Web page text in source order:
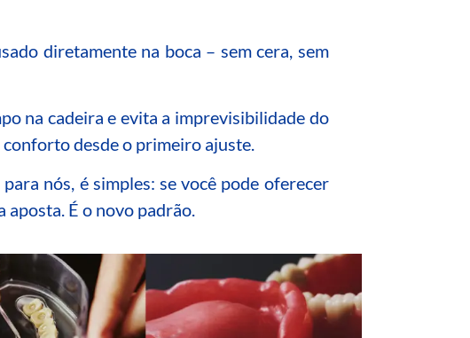
diretamente na boca – sem cera, sem
na cadeira e evita a imprevisibilidade do
conforto desde o primeiro ajuste.
nós, é simples: se você pode oferecer
aposta. É o novo padrão.